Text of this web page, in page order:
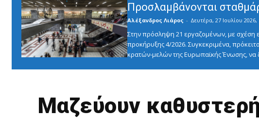
Προσλαμβάνονται
Αλέξανδρος Λιάρος - Δευτέρα, 27 Ιουλίου 2026,
Στην πρόσληψη 21 εργαζομένων, με σχέση
προκήρυξης 4/2026. Συγκεκριμένα,
κρατών-μελών της Ευρωπαϊκής Ένωσης, να
Μαζεύουν